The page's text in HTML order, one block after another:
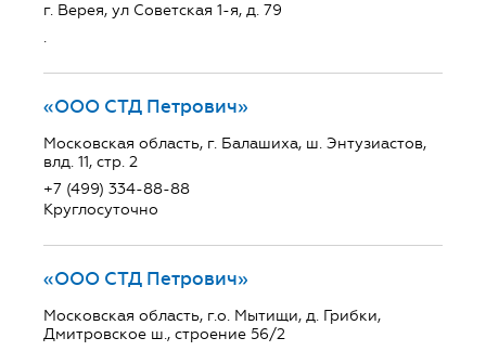
г. Верея, ул Советская 1-я, д. 79
.
«ООО СТД Петрович»
Московская область, г. Балашиха, ш. Энтузиастов,
влд. 11, стр. 2
+7 (499) 334-88-88
Круглосуточно
«ООО СТД Петрович»
Московская область, г.о. Мытищи, д. Грибки,
Дмитровское ш., строение 56/2